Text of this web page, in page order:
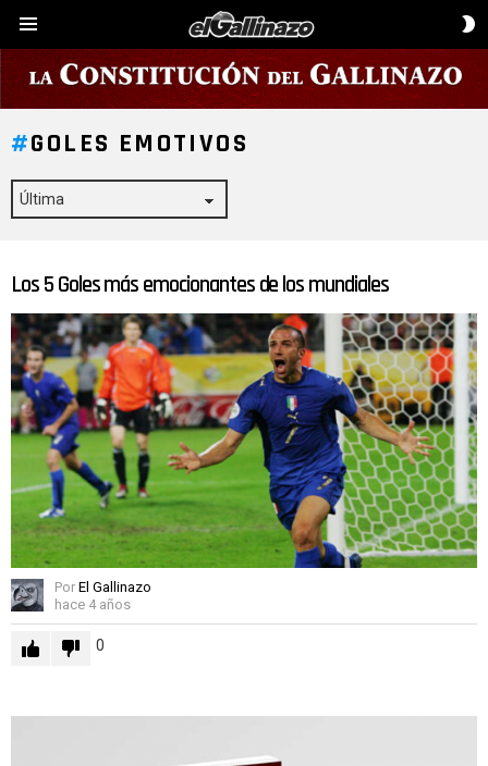
GOLES EMOTIVOS
ÚLTIMAS
Los 5 Goles más emocionantes de los mundiales
Por El Gallinazo
hace 4 años
0